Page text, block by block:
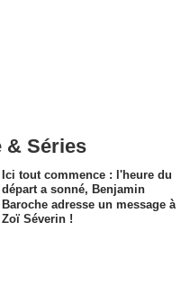
& Séries
Ici tout commence : l'heure du
départ a sonné, Benjamin
Baroche adresse un message à
Zoï Séverin !